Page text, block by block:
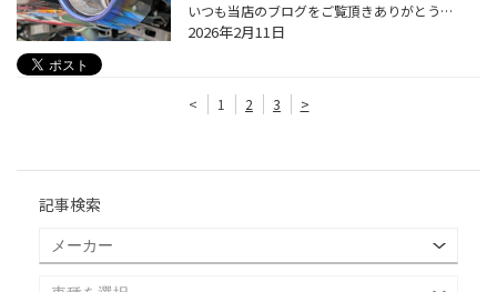
いつも当店のブログをご覧頂きありがとうございます。 タイヤ館松江南のかわかみです。 今回はGRカローラ(GZEA14H)のマフラー交換です。 純正マフラーのサウンドも悪くないのですが、 やっぱり出口デザインに賛否ありますよね！ オーナー様は、マフラー出口デザインも自分好みにしたい！ ということ...
2026年2月11日
< 1 2 3 >
記事検索